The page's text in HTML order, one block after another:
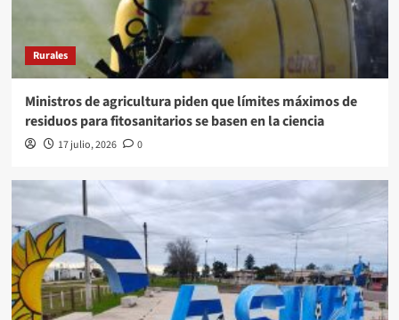
Rurales
Ministros de agricultura piden que límites máximos de
residuos para fitosanitarios se basen en la ciencia
17 julio, 2026 0